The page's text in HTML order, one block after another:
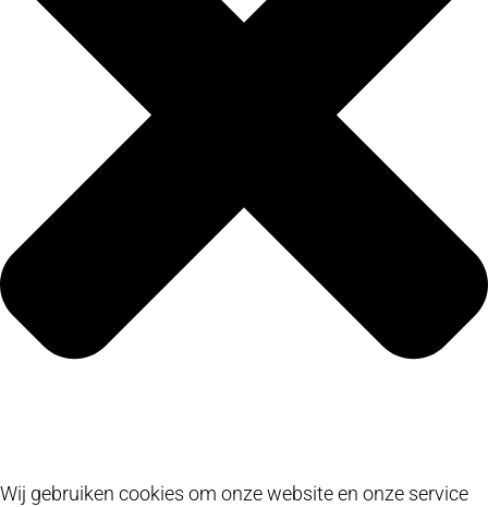
Wij gebruiken cookies om onze website en onze service